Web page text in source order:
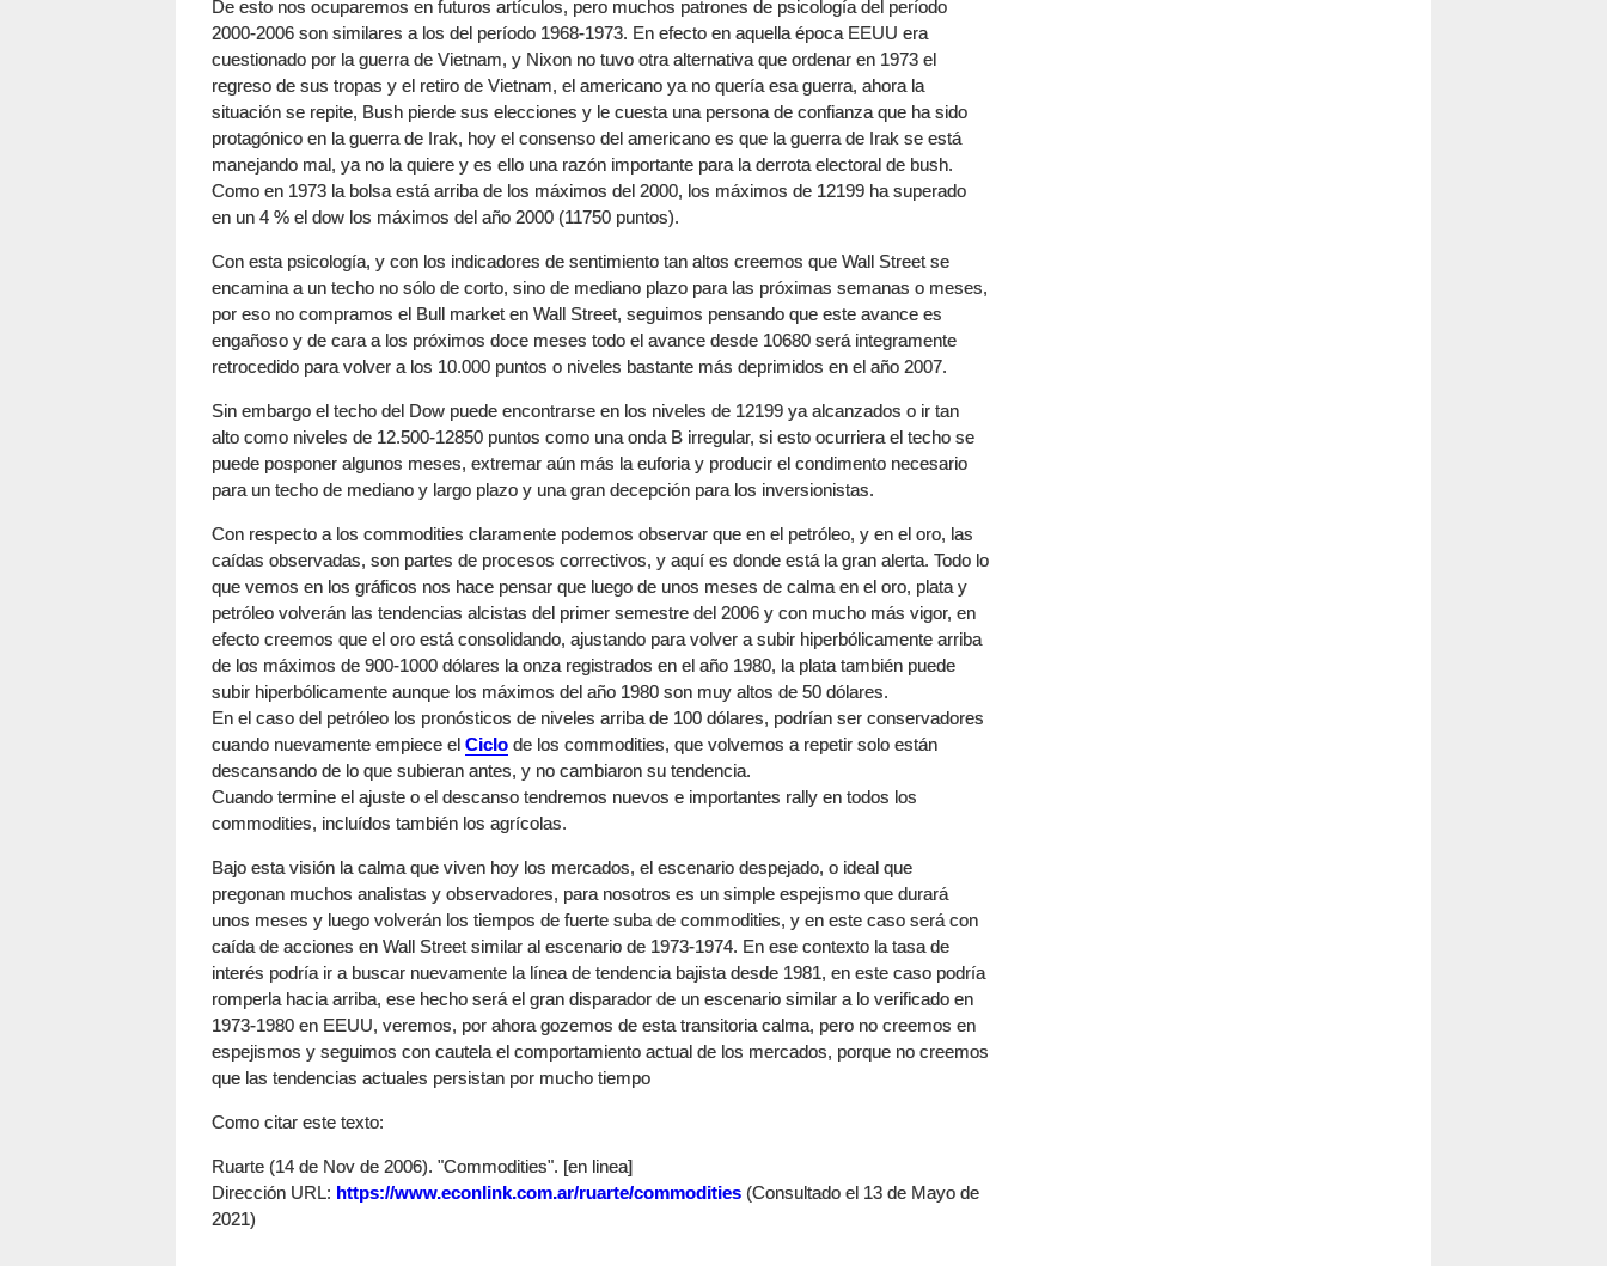
De esto nos ocuparemos en futuros artículos, pero muchos patrones de psicología del período
2000-2006 son similares a los del período 1968-1973. En efecto en aquella época EEUU era
cuestionado por la guerra de Vietnam, y Nixon no tuvo otra alternativa que ordenar en 1973 el
regreso de sus tropas y el retiro de Vietnam, el americano ya no quería esa guerra, ahora la
situación se repite, Bush pierde sus elecciones y le cuesta una persona de confianza que ha sido
protagónico en la guerra de Irak, hoy el consenso del americano es que la guerra de Irak se está
manejando mal, ya no la quiere y es ello una razón importante para la derrota electoral de bush.
Como en 1973 la bolsa está arriba de los máximos del 2000, los máximos de 12199 ha superado
en un 4 % el dow los máximos del año 2000 (11750 puntos).
Con esta psicología, y con los indicadores de sentimiento tan altos creemos que Wall Street se
encamina a un techo no sólo de corto, sino de mediano plazo para las próximas semanas o meses,
por eso no compramos el Bull market en Wall Street, seguimos pensando que este avance es
engañoso y de cara a los próximos doce meses todo el avance desde 10680 será integramente
retrocedido para volver a los 10.000 puntos o niveles bastante más deprimidos en el año 2007.
Sin embargo el techo del Dow puede encontrarse en los niveles de 12199 ya alcanzados o ir tan
alto como niveles de 12.500-12850 puntos como una onda B irregular, si esto ocurriera el techo se
puede posponer algunos meses, extremar aún más la euforia y producir el condimento necesario
para un techo de mediano y largo plazo y una gran decepción para los inversionistas.
Con respecto a los commodities claramente podemos observar que en el petróleo, y en el oro, las
caídas observadas, son partes de procesos correctivos, y aquí es donde está la gran alerta. Todo lo
que vemos en los gráficos nos hace pensar que luego de unos meses de calma en el oro, plata y
petróleo volverán las tendencias alcistas del primer semestre del 2006 y con mucho más vigor, en
efecto creemos que el oro está consolidando, ajustando para volver a subir hiperbólicamente arriba
de los máximos de 900-1000 dólares la onza registrados en el año 1980, la plata también puede
subir hiperbólicamente aunque los máximos del año 1980 son muy altos de 50 dólares.
En el caso del petróleo los pronósticos de niveles arriba de 100 dólares, podrían ser conservadores
cuando nuevamente empiece el Ciclo de los commodities, que volvemos a repetir solo están
descansando de lo que subieran antes, y no cambiaron su tendencia.
Cuando termine el ajuste o el descanso tendremos nuevos e importantes rally en todos los
commodities, incluídos también los agrícolas.
Bajo esta visión la calma que viven hoy los mercados, el escenario despejado, o ideal que
pregonan muchos analistas y observadores, para nosotros es un simple espejismo que durará
unos meses y luego volverán los tiempos de fuerte suba de commodities, y en este caso será con
caída de acciones en Wall Street similar al escenario de 1973-1974. En ese contexto la tasa de
interés podría ir a buscar nuevamente la línea de tendencia bajista desde 1981, en este caso podría
romperla hacia arriba, ese hecho será el gran disparador de un escenario similar a lo verificado en
1973-1980 en EEUU, veremos, por ahora gozemos de esta transitoria calma, pero no creemos en
espejismos y seguimos con cautela el comportamiento actual de los mercados, porque no creemos
que las tendencias actuales persistan por mucho tiempo
Como citar este texto:
Ruarte (14 de Nov de 2006). "Commodities". [en linea]
Dirección URL: https://www.econlink.com.ar/ruarte/commodities (Consultado el 13 de Mayo de
2021)